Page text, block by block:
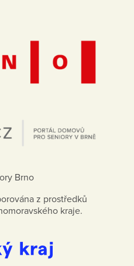
Brno
z prostředků
kraje.